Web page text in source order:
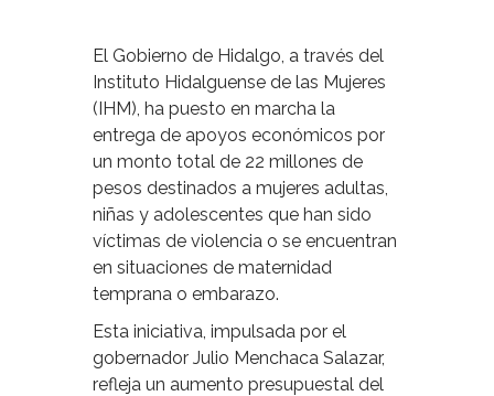
El Gobierno de Hidalgo, a través del
Instituto Hidalguense de las Mujeres
(IHM), ha puesto en marcha la
entrega de apoyos económicos por
un monto total de 22 millones de
pesos destinados a mujeres adultas,
niñas y adolescentes que han sido
víctimas de violencia o se encuentran
en situaciones de maternidad
temprana o embarazo.
Esta iniciativa, impulsada por el
gobernador Julio Menchaca Salazar,
refleja un aumento presupuestal del